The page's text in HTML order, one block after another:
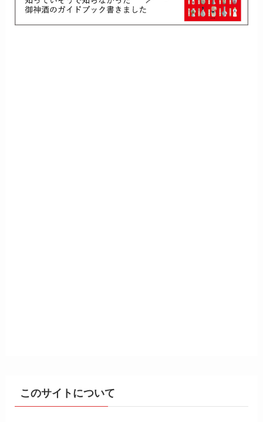
このサイトについて